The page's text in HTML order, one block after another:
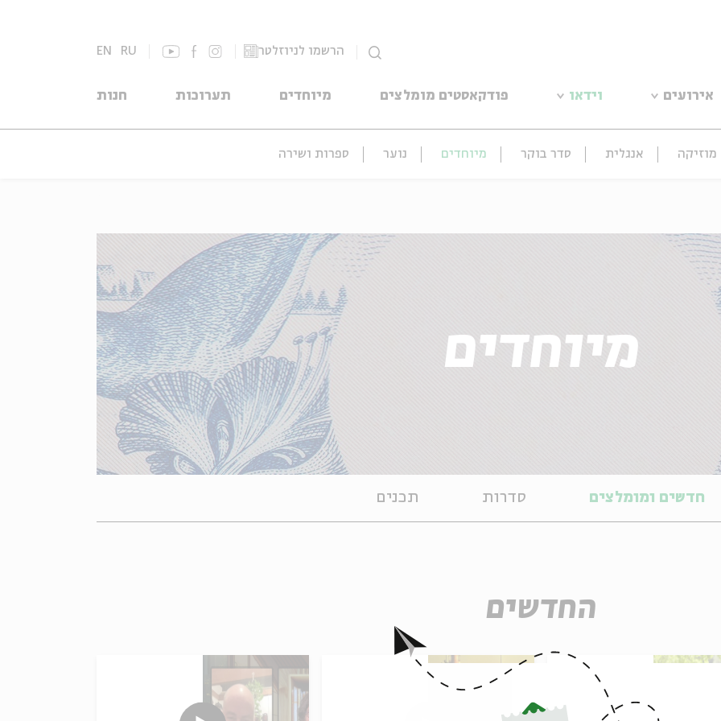
הרשמו לניוזלטר EN RU
אירועים וידאו פודקאסטים מומלצים מיוחדים תערוכות חנות
מוזיקה אנגלית סדר בוקר מיוחדים נוער ספרות ושירה
מיוחדים
חדשים ומומלצים סדרות תכנים
החדשים